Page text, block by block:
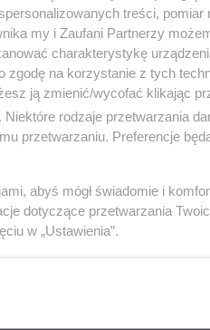
dokończyć?
treści, pomiar
my i Zaufani Partnerzy
charakterystykę
na korzystanie z tych
ją zmienić/wycofać klikając
. Niektóre rodzaje przetwarzania
przetwarzaniu. Preferencje
abyś mógł świadomie i
dotyczące przetwarzania
w „Ustawienia”.